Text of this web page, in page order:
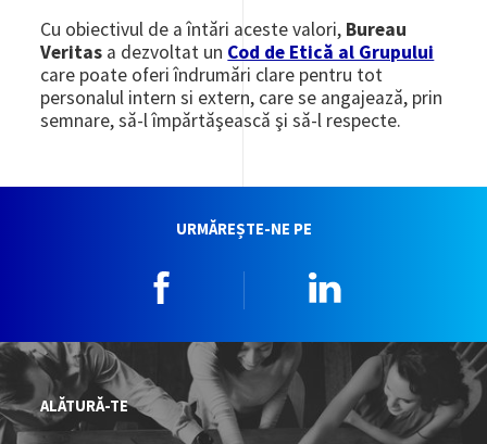
Cu obiectivul de a întări aceste valori, Bureau
Veritas a dezvoltat un Cod de Etică al Grupului
care poate oferi îndrumări clare pentru tot
personalul intern si extern, care se angajează, prin
semnare, să-l împărtăşească şi să-l respecte.
URMĂREȘTE-NE PE
ALĂTURĂ-TE